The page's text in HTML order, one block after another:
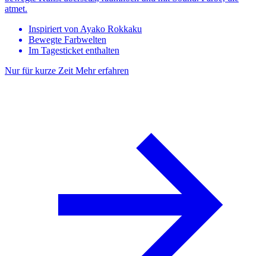
atmet.
Inspiriert von Ayako Rokkaku
Bewegte Farbwelten
Im Tagesticket enthalten
Nur für kurze Zeit Mehr erfahren